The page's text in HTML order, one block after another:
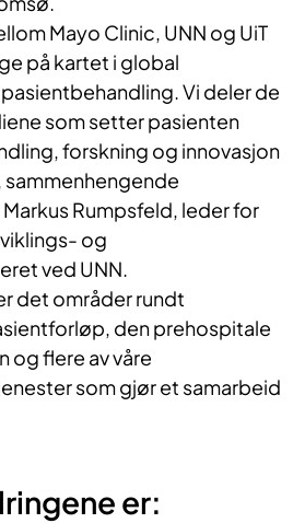
Mayo Clinic, UNN og UiT
på kartet i global
Vi deler de
som setter pasienten
forskning og innovasjon
Rumpsfeld, leder for
og
ved UNN.
det områder rundt
den prehospitale
og flere av våre
som gjør et samarbeid
er: